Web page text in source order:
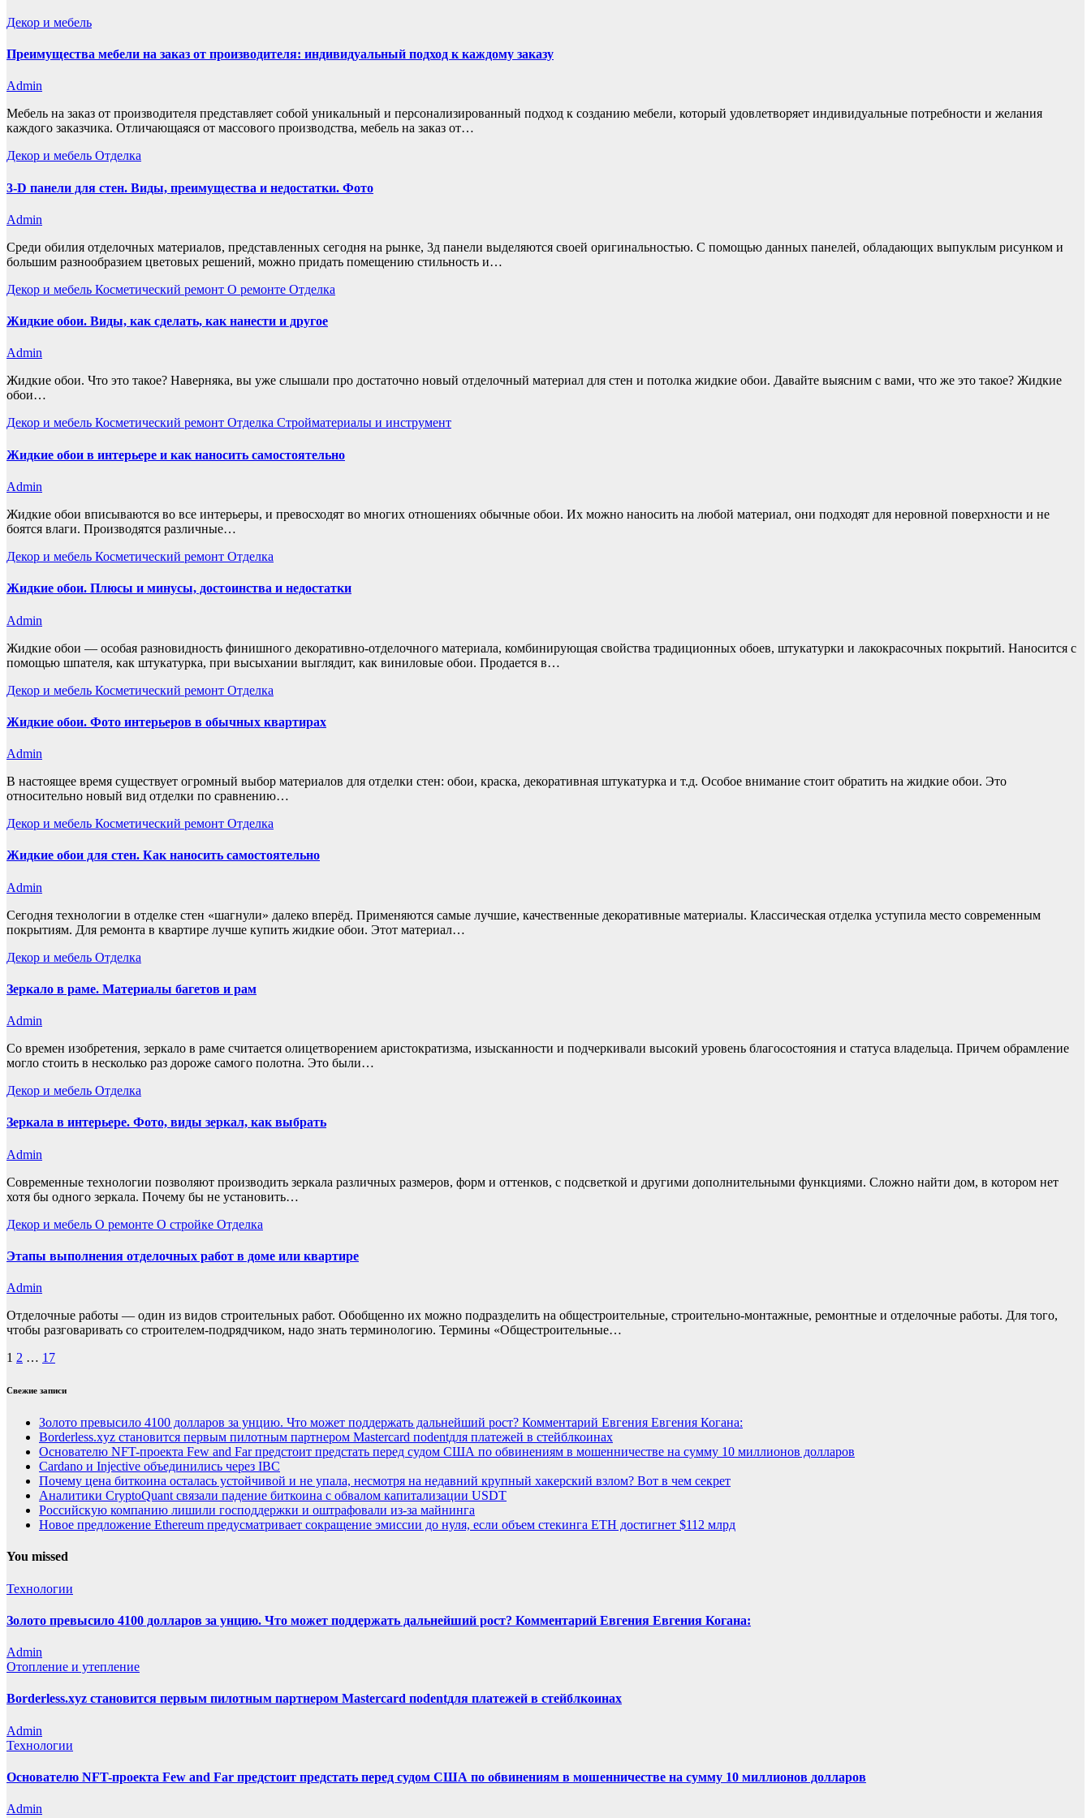
Декор и мебель
Преимущества мебели на заказ от производителя: индивидуальный подход к каждому заказу
Admin
Мебель на заказ от производителя представляет собой уникальный и персонализированный подход к созданию мебели, который удовлетворяет индивидуальные потребности и желания
каждого заказчика. Отличающаяся от массового производства, мебель на заказ от…
Декор и мебель Отделка
3-D панели для стен. Виды, преимущества и недостатки. Фото
Admin
Среди обилия отделочных материалов, представленных сегодня на рынке, 3д панели выделяются своей оригинальностью. С помощью данных панелей, обладающих выпуклым рисунком и
большим разнообразием цветовых решений, можно придать помещению стильность и…
Декор и мебель Косметический ремонт О ремонте Отделка
Жидкие обои. Виды, как сделать, как нанести и другое
Admin
Жидкие обои. Что это такое? Наверняка, вы уже слышали про достаточно новый отделочный материал для стен и потолка жидкие обои. Давайте выясним с вами, что же это такое? Жидкие
обои…
Декор и мебель Косметический ремонт Отделка Стройматериалы и инструмент
Жидкие обои в интерьере и как наносить самостоятельно
Admin
Жидкие обои вписываются во все интерьеры, и превосходят во многих отношениях обычные обои. Их можно наносить на любой материал, они подходят для неровной поверхности и не
боятся влаги. Производятся различные…
Декор и мебель Косметический ремонт Отделка
Жидкие обои. Плюсы и минусы, достоинства и недостатки
Admin
Жидкие обои — особая разновидность финишного декоративно-отделочного материала, комбинирующая свойства традиционных обоев, штукатурки и лакокрасочных покрытий. Наносится с
помощью шпателя, как штукатурка, при высыхании выглядит, как виниловые обои. Продается в…
Декор и мебель Косметический ремонт Отделка
Жидкие обои. Фото интерьеров в обычных квартирах
Admin
В настоящее время существует огромный выбор материалов для отделки стен: обои, краска, декоративная штукатурка и т.д. Особое внимание стоит обратить на жидкие обои. Это
относительно новый вид отделки по сравнению…
Декор и мебель Косметический ремонт Отделка
Жидкие обои для стен. Как наносить самостоятельно
Admin
Сегодня технологии в отделке стен «шагнули» далеко вперёд. Применяются самые лучшие, качественные декоративные материалы. Классическая отделка уступила место современным
покрытиям. Для ремонта в квартире лучше купить жидкие обои. Этот материал…
Декор и мебель Отделка
Зеркало в раме. Материалы багетов и рам
Admin
Со времен изобретения, зеркало в раме считается олицетворением аристократизма, изысканности и подчеркивали высокий уровень благосостояния и статуса владельца. Причем обрамление
могло стоить в несколько раз дороже самого полотна. Это были…
Декор и мебель Отделка
Зеркала в интерьере. Фото, виды зеркал, как выбрать
Admin
Современные технологии позволяют производить зеркала различных размеров, форм и оттенков, с подсветкой и другими дополнительными функциями. Сложно найти дом, в котором нет
хотя бы одного зеркала. Почему бы не установить…
Декор и мебель О ремонте О стройке Отделка
Этапы выполнения отделочных работ в доме или квартире
Admin
Отделочные работы — один из видов строительных работ. Обобщенно их можно подразделить на общестроительные, строительно-монтажные, ремонтные и отделочные работы. Для того,
чтобы разговаривать со строителем-подрядчиком, надо знать терминологию. Термины «Общестроительные…
Пагинация
записей
1 2 … 17
Свежие записи
Золото превысило 4100 долларов за унцию. Что может поддержать дальнейший рост? Комментарий Евгения Евгения Когана:
Borderless.xyz становится первым пилотным партнером Mastercard поdentдля платежей в стейблкоинах
Основателю NFT-проекта Few and Far предстоит предстать перед судом США по обвинениям в мошенничестве на сумму 10 миллионов долларов
Cardano и Injective объединились через IBC
Почему цена биткоина осталась устойчивой и не упала, несмотря на недавний крупный хакерский взлом? Вот в чем секрет
Аналитики CryptoQuant связали падение биткоина с обвалом капитализации USDT
Российскую компанию лишили господдержки и оштрафовали из-за майнинга
Новое предложение Ethereum предусматривает сокращение эмиссии до нуля, если объем стекинга ETH достигнет $112 млрд
You missed
Технологии
Золото превысило 4100 долларов за унцию. Что может поддержать дальнейший рост? Комментарий Евгения Евгения Когана:
Admin
Отопление и утепление
Borderless.xyz становится первым пилотным партнером Mastercard поdentдля платежей в стейблкоинах
Admin
Технологии
Основателю NFT-проекта Few and Far предстоит предстать перед судом США по обвинениям в мошенничестве на сумму 10 миллионов долларов
Admin